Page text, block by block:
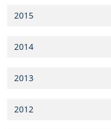
2015
2014
2013
2012